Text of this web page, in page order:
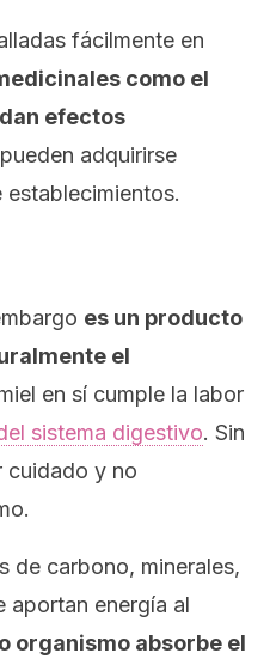
fácilmente en
como el
efectos
adquirirse
es un producto
el
en sí cumple la labor
sistema digestivo. Sin
cuidado y no
de carbono, minerales,
aportan energía al
organismo absorbe el